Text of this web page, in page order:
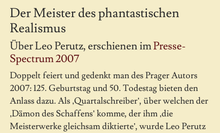
Der Meister des phantastischen
Realismus
Über Leo Perutz, erschienen imPresse-
Spectrum 2007
Doppelt feiert und gedenkt man des Prager Autors
2007: 125. Geburtstag und 50. Todestag bieten den
Anlass dazu. Als ‚Quartalschreiber’, über welchen der
‚Dämon des Schaffens’ komme, der ihm ‚die
Meisterwerke gleichsam diktierte’, wurde Leo Perutz